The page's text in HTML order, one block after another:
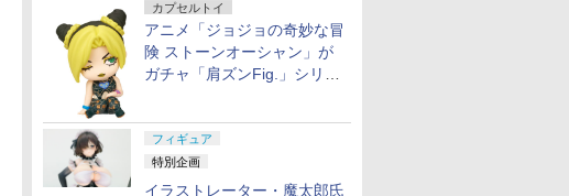
カプセルトイ
アニメ「ジョジョの奇妙な冒
険 ストーンオーシャン」が
ガチャ「肩ズンFig.」シリー
フィギュア
特別企画
イラストレーター・魔太郎氏